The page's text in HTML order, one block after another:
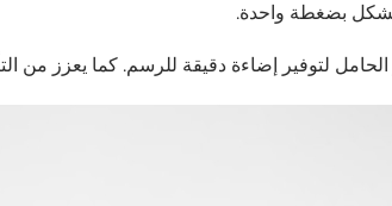
بضغطة واحدة.
لتوفير إضاءة دقيقة للرسم. كما يعزز من